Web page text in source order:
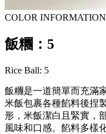
COLOR INFORMATION
飯糰：5
Rice Ball: 5
飯糰是一道簡單而充滿
米飯包裹各種餡料後捏
形，米飯潔白且緊實，
風味和口感。餡料多樣